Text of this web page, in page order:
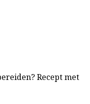
Recept met